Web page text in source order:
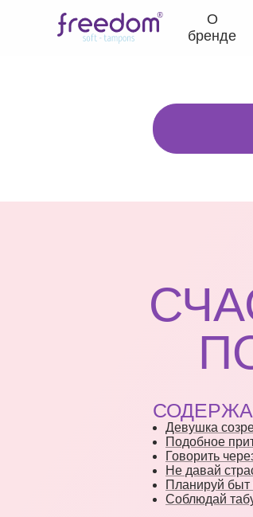
О
бренде
Девушка
Подобное
Говорить
Не давай
Планируй
Соблюдай